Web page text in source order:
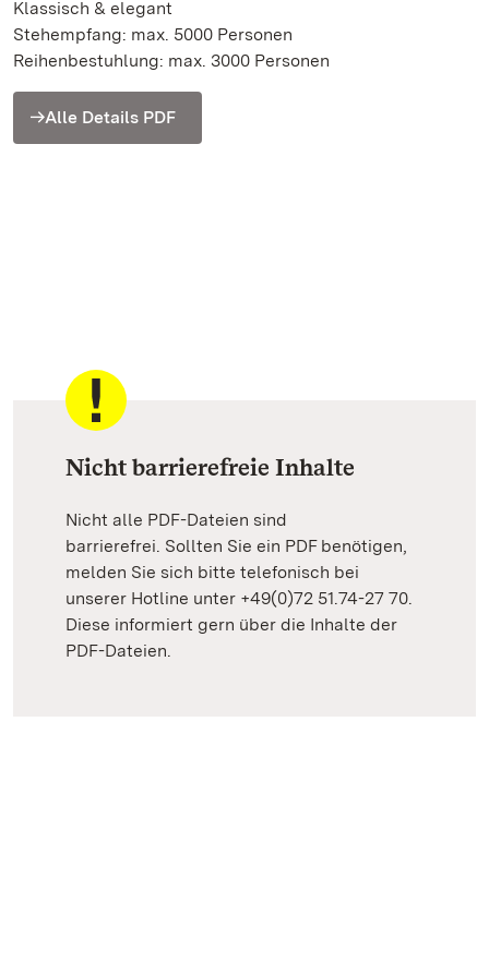
Klassisch & elegant
Stehempfang: max. 5000 Personen
Reihenbestuhlung: max. 3000 Personen
Alle Details PDF
Nicht barrierefreie Inhalte
Nicht alle PDF-Dateien sind
barrierefrei. Sollten Sie ein PDF benötigen,
melden Sie sich bitte telefonisch bei
unserer Hotline unter +49(0)72 51.74-27 70.
Diese informiert gern über die Inhalte der
PDF-Dateien.